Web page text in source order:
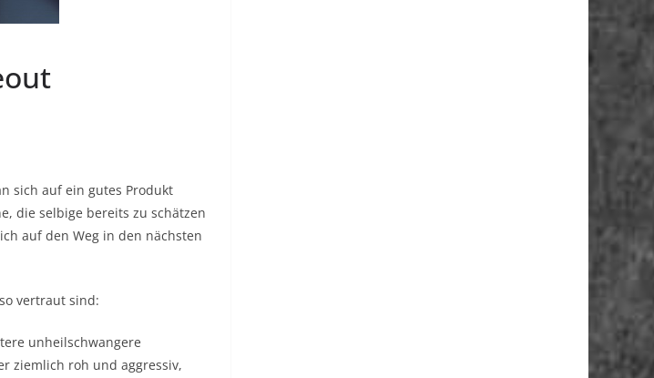
sich auf ein gutes Produkt
die selbige bereits zu schätzen
auf den Weg in den nächsten
vertraut sind:
unheilschwangere
ziemlich roh und aggressiv,